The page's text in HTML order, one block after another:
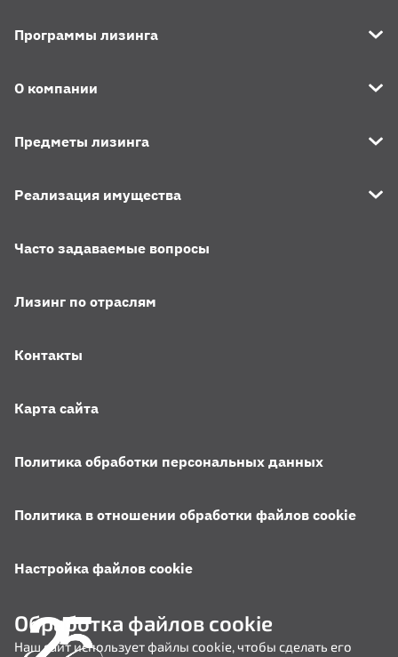
Программы лизинга
О компании
Предметы лизинга
Реализация имущества
Часто задаваемые вопросы
Лизинг по отраслям
Контакты
Карта сайта
Политика обработки персональных данных
Политика в отношении обработки файлов cookie
Настройка файлов cookie
Обработка файлов cookie
Наш сайт использует файлы cookie, чтобы сделать его